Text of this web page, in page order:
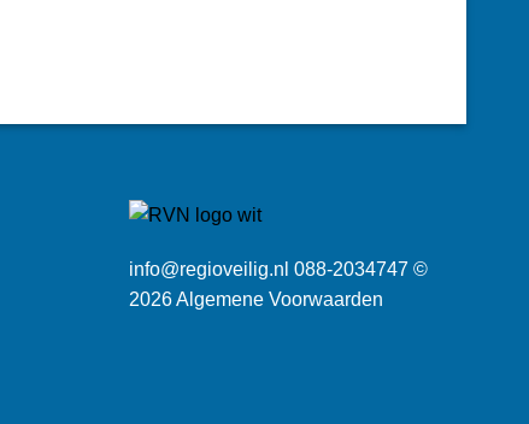
info@regioveilig.nl 088-2034747 ©
2026Algemene Voorwaarden